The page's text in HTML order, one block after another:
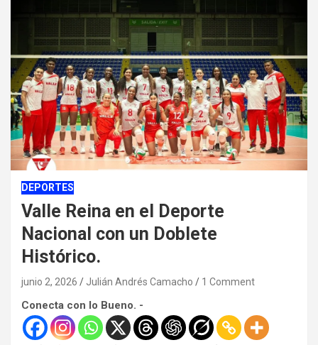
DEPORTES
Valle Reina en el Deporte
Nacional con un Doblete
Histórico.
junio 2, 2026 Julián Andrés Camacho 1 Comment
Conecta con lo Bueno. -